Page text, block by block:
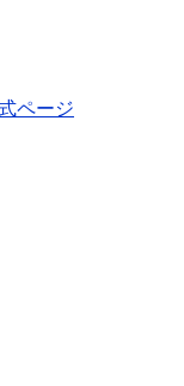
ページ